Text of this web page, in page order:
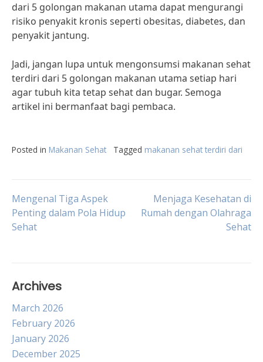
dari 5 golongan makanan utama dapat mengurangi
risiko penyakit kronis seperti obesitas, diabetes, dan
penyakit jantung.
Jadi, jangan lupa untuk mengonsumsi makanan sehat
terdiri dari 5 golongan makanan utama setiap hari
agar tubuh kita tetap sehat dan bugar. Semoga
artikel ini bermanfaat bagi pembaca.
Posted in Makanan Sehat Tagged makanan sehat terdiri dari
Post
navigation
Mengenal Tiga Aspek
Penting dalam Pola Hidup
Sehat
Menjaga Kesehatan di
Rumah dengan Olahraga
Sehat
Archives
March 2026
February 2026
January 2026
December 2025